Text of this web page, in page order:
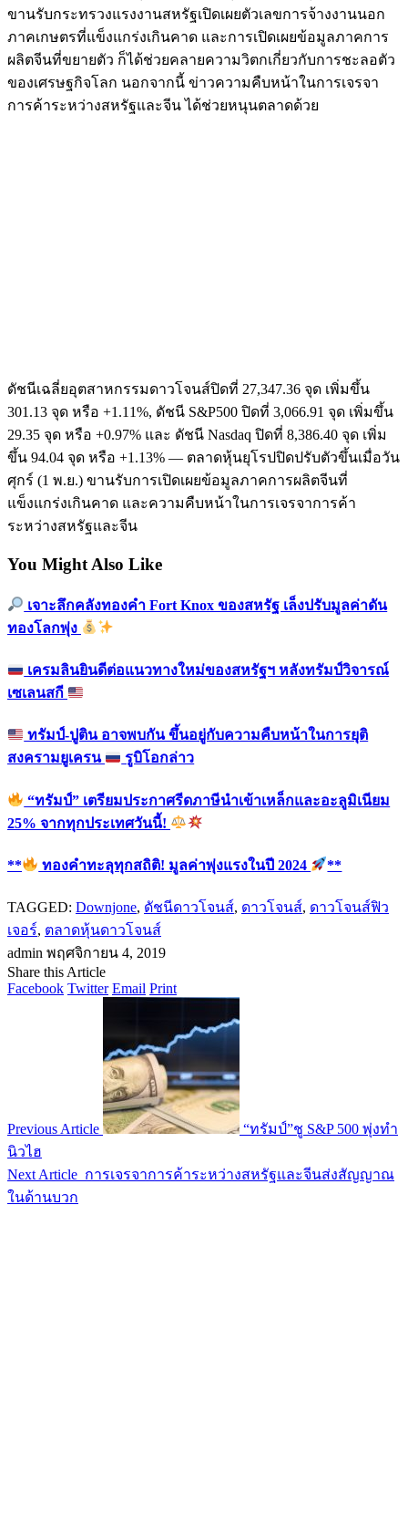
ขานรับกระทรวงแรงงานสหรัฐเปิดเผยตัวเลขการจ้างงานนอก
ภาคเกษตรที่แข็งแกร่งเกินคาด และการเปิดเผยข้อมูลภาคการ
ผลิตจีนที่ขยายตัว ก็ได้ช่วยคลายความวิตกเกี่ยวกับการชะลอตัว
ของเศรษฐกิจโลก นอกจากนี้ ข่าวความคืบหน้าในการเจรจา
การค้าระหว่างสหรัฐและจีน ได้ช่วยหนุนตลาดด้วย
ดัชนีเฉลี่ยอุตสาหกรรมดาวโจนส์ปิดที่ 27,347.36 จุด เพิ่มขึ้น
301.13 จุด หรือ +1.11%, ดัชนี S&P500 ปิดที่ 3,066.91 จุด เพิ่มขึ้น
29.35 จุด หรือ +0.97% และ ดัชนี Nasdaq ปิดที่ 8,386.40 จุด เพิ่ม
ขึ้น 94.04 จุด หรือ +1.13% — ตลาดหุ้นยุโรปปิดปรับตัวขึ้นเมื่อวัน
ศุกร์ (1 พ.ย.) ขานรับการเปิดเผยข้อมูลภาคการผลิตจีนที่
แข็งแกร่งเกินคาด และความคืบหน้าในการเจรจาการค้า
ระหว่างสหรัฐและจีน
You Might Also Like
เจาะลึกคลังทองคำ Fort Knox ของสหรัฐ เล็งปรับมูลค่าดัน
ทองโลกพุ่ง
เครมลินยินดีต่อแนวทางใหม่ของสหรัฐฯ หลังทรัมป์วิจารณ์
เซเลนสกี
ทรัมป์-ปูติน อาจพบกัน ขึ้นอยู่กับความคืบหน้าในการยุติ
สงครามยูเครน
รูบิโอกล่าว
“ทรัมป์” เตรียมประกาศรีดภาษีนำเข้าเหล็กและอะลูมิเนียม
25% จากทุกประเทศวันนี้!
** ทองคำทะลุทุกสถิติ! มูลค่าพุ่งแรงในปี 2024 **
TAGGED: Downjone, ดัชนีดาวโจนส์, ดาวโจนส์, ดาวโจนส์ฟิว
เจอร์, ตลาดหุ้นดาวโจนส์
admin พฤศจิกายน 4, 2019
Share this Article
Facebook Twitter Email Print
Previous Article
“ทรัมป์”ชู S&P 500 พุ่งทำ
นิวไฮ
Next Article การเจรจาการค้าระหว่างสหรัฐและจีนส่งสัญญาณ
ในด้านบวก